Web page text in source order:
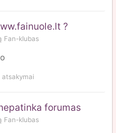
?
Fan-klubas
forumas
Fan-klubas